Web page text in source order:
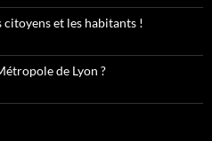
et les habitants !
de Lyon ?